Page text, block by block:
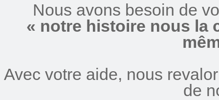
Nous avons besoin de
« notre histoire nous la
Avec votre aide, nous
de